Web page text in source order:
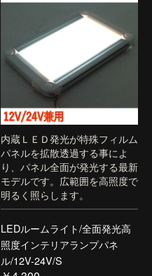
内蔵ＬＥＤ発光が特殊フィルム
パネルを拡散透過する事によ
り、パネル全面が発光する最新
モデルです。広範囲を高照度で
明るく照らします。
LEDルームライト/全面発光高
照度インテリアランプパネ
ル/12V-24V/S